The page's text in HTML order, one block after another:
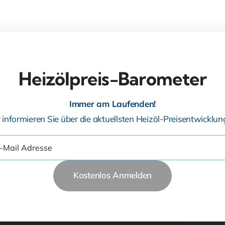
Heizölpreis-Barometer
Immer am Laufenden!
Sie über die aktuellsten Heizöl-
Kostenlos Anmelden